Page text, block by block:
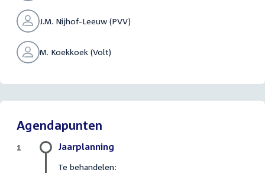
J.M. Nijhof-Leeuw (PVV)
M. Koekkoek (Volt)
Agendapunten
Jaarplanning
Te behandelen:
1